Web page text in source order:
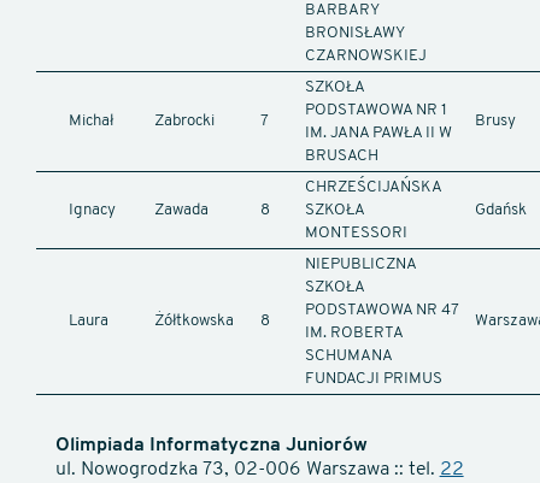
BARBARY
BRONISŁAWY
CZARNOWSKIEJ
Michał Zabrocki 7
SZKOŁA
PODSTAWOWA NR 1
IM. JANA PAWŁA II W
BRUSACH
Brusy
Ignacy Zawada 8
CHRZEŚCIJAŃSKA
SZKOŁA
MONTESSORI
Gdańsk
Laura Żółtkowska 8
NIEPUBLICZNA
SZKOŁA
PODSTAWOWA NR 47
IM. ROBERTA
SCHUMANA
FUNDACJI PRIMUS
Olimpiada Informatyczna Juniorów
ul. Nowogrodzka 73, 02-006 Warszawa :: tel. 22